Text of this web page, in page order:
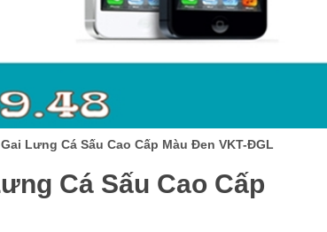
Lưng Cá Sấu Cao Cấp Màu Đen VKT-ĐGL
Cá Sấu Cao Cấp